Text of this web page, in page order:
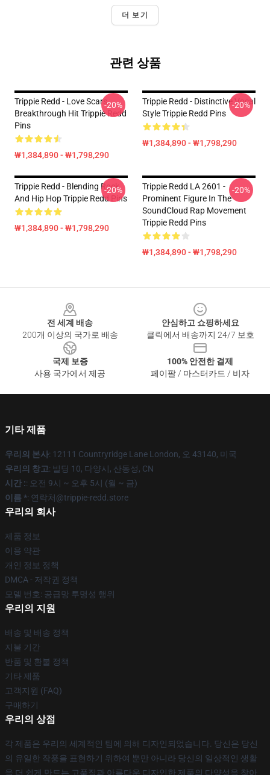
더 보기
관련 상품
Trippie Redd - Love Scars
Breakthrough Hit Trippie Redd
Pins
₩1,384,890 - ₩1,798,290
-20%
Trippie Redd - Distinctive Vocal
Style Trippie Redd Pins
₩1,384,890 - ₩1,798,290
-20%
Trippie Redd - Blending Rock
And Hip Hop Trippie Redd Pins
₩1,384,890 - ₩1,798,290
-20%
Trippie Redd LA 2601 -
Prominent Figure In The
SoundCloud Rap Movement
Trippie Redd Pins
₩1,384,890 - ₩1,798,290
-20%
전 세계 배송
200개 이상의 국가로 배송
안심하고 쇼핑하세요
클릭에서 배송까지 24/7 보호
국제 보증
사용 국가에서 제공
100% 안전한 결제
페이팔 / 마스터카드 / 비자
기타 제품
우리의 본사: 12111 Countryridge Lane London, 오 43140, 미국
우리의 창고: 빌딩 10, 다양시, 산동성, CN
시간 :: 오전 9시 ~ 오후 5시 (월 ~ 금)
이름 *: 연락처@trippie-redd.store
우리의 회사
제품 정보
이용 약관
개인 정보 정책
DMCA - 저작권 정책
모델 번호: 공급망 투명성 행위
우리의 지원
배송 및 배송 정책
지불 기간
반품 및 환불 정책
기타 제품
고객지원 (FAQ)
구매하기
우리의 상점
각 제품은 우리의 세계적인 팀에 의해 디자인되었습니다. 당신은 당신
의 유일한 작풍을 표현하기 위하여 뿐만 아니라 당신의 일상적인 생활
을 더 쉽게 만드는 고품질과 아름다운 디자인한 제품의 다양성을 찾아